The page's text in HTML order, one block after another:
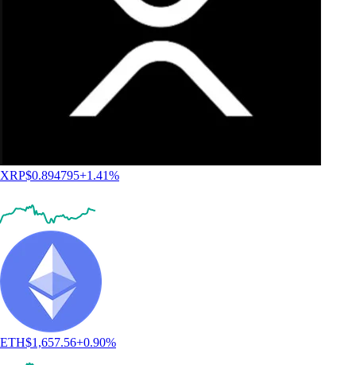
XRP$0.894795+1.41%
ETH$1,657.56+0.90%